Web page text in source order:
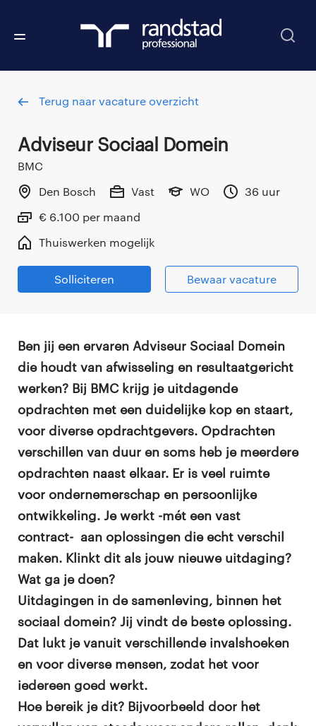
Terug naar vacature overzicht
Adviseur Sociaal Domein
BMC
Den Bosch
Vast WO
36 uur
€ 6.100 per maand
Thuiswerken mogelijk
Solliciteren Bewaar vacature
Ben jij een ervaren Adviseur Sociaal Domein
die houdt van afwisseling en resultaatgericht
werken? Bij BMC krijg je uitdagende
opdrachten met een duidelijke kop en staart,
voor diverse opdrachtgevers. Opdrachten
verschillen van duur en soms heb je meerdere
opdrachten naast elkaar. Er is veel ruimte
voor ondernemerschap en persoonlijke
ontwikkeling. Je werkt -mét een vast
contract- aan oplossingen die echt verschil
maken. Klinkt dit als jouw nieuwe uitdaging?
Wat ga je doen?
Uitdagingen in de samenleving, binnen het
sociaal domein? Jij vindt de beste oplossing.
Dat lukt je vanuit verschillende invalshoeken
en voor diverse mensen, zodat het voor
iedereen goed werkt.
Hoe bereik je dit? Bijvoorbeeld door het